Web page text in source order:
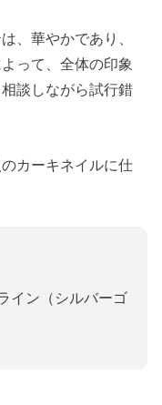
、華やかであり、
って、全体の印象
談しながら試行錯
カーキネイルに仕
イン（シルバーゴ